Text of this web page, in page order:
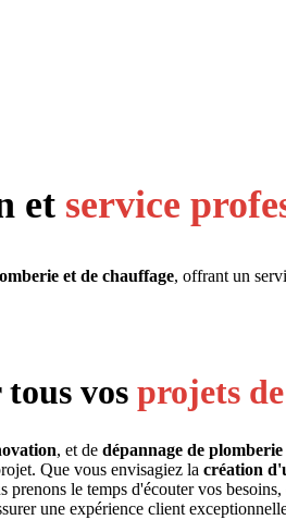
et service
et de chauffage, offrant un
vos projets
, et de dépannage de plomberie
Que vous envisagiez la création
le temps d'écouter vos
une expérience client